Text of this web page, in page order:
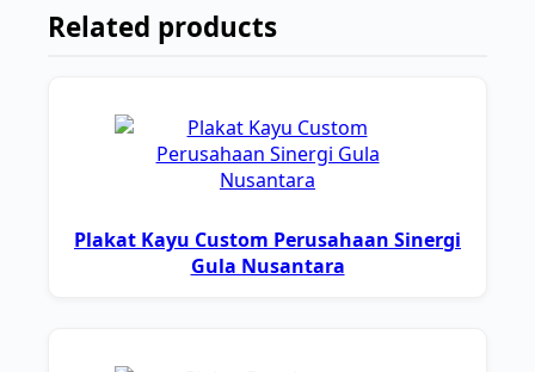
Related products
Plakat Kayu Custom Perusahaan Sinergi
Gula Nusantara